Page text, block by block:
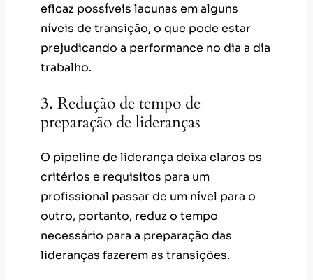
eficaz possíveis lacunas em alguns
níveis de transição, o que pode estar
prejudicando a performance no dia a dia
trabalho.
3. Redução de tempo de
preparação de lideranças
O pipeline de liderança deixa claros os
critérios e requisitos para um
profissional passar de um nível para o
outro, portanto, reduz o tempo
necessário para a preparação das
lideranças fazerem as transições.